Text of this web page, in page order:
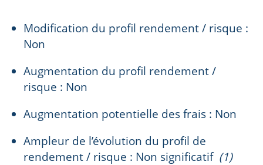
Modification du profil rendement / risque :
Non
Augmentation du profil rendement /
risque : Non
Augmentation potentielle des frais : Non
Ampleur de l’évolution du profil de
rendement / risque : Non significatif (1)